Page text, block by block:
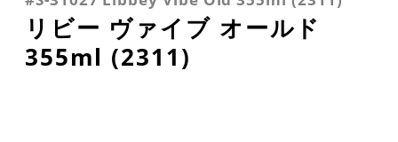
リビー ヴァイブ オールド
355ml (2311)